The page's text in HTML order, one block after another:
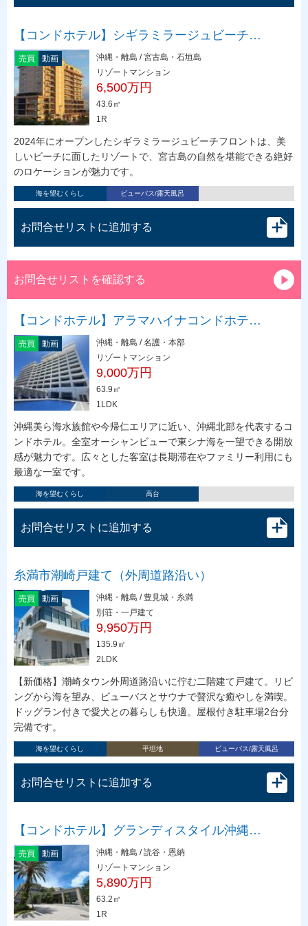
【コンドホテル】シギラミラージュビーチ…
売買 動画
沖縄・離島 / 宮古島・石垣島
リゾートマンション
6,500万円
43.6㎡
1R
2024年にオープンしたシギラミラージュビーチフロントは、美
しいビーチに面したリゾートで、宮古島の自然を堪能できる絶好
のロケーションが魅力です。
海を望むくらし ビューバス/露天風呂
お問合せリストに追加する
お問合せリストを確認する
【コンドホテル】アラマハイナコンドホテ…
売買 動画
沖縄・離島 / 名護・本部
リゾートマンション
9,000万円
63.9㎡
1LDK
沖縄美ら海水族館や今帰仁エリアに近い、沖縄北部を代表するコ
ンドホテル。全室オーシャンビューで東シナ海を一望できる開放
感が魅力です。広々とした客室は長期滞在やファミリー利用にも
最適な一室です。
海を望むくらし 高台
お問合せリストに追加する
糸満市潮崎戸建て（外周道路沿い）
売買 動画
沖縄・離島 / 豊見城・糸満
別荘・一戸建て
9,950万円
135.9㎡
2LDK
【新価格】潮崎タウン外周道路沿いに佇む二階建て戸建て。リビ
ングから海を望み、ビューバスとサウナで贅沢な癒やしを満喫。
ドッグラン付きで愛犬との暮らしも快適。屋根付き駐車場2台分
完備です。
海を望むくらし 平坦地 ビューバス/露天風呂
お問合せリストに追加する
【コンドホテル】グランディスタイル沖縄…
売買 動画
沖縄・離島 / 読谷・恩納
リゾートマンション
5,890万円
63.2㎡
1R